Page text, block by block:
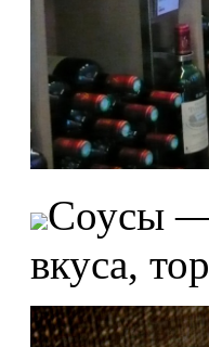
Соусы —
вкуса,